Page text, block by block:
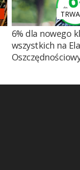
6% dla nowego
wszystkich na